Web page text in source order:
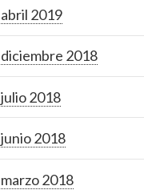
abril 2019
diciembre 2018
julio 2018
junio 2018
marzo 2018